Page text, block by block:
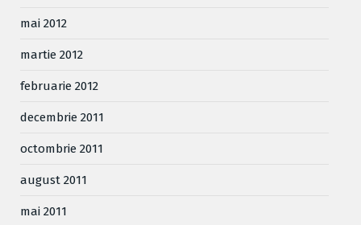
mai 2012
martie 2012
februarie 2012
decembrie 2011
octombrie 2011
august 2011
mai 2011